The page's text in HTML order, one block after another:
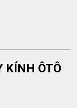
KÍNH ÔTÔ